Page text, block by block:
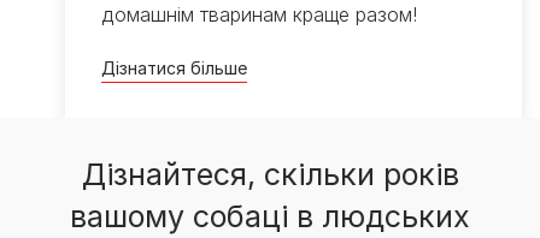
домашнім тваринам краще разом!
Дізнатися більше
Дізнайтеся, скільки років
вашому собаці в людських